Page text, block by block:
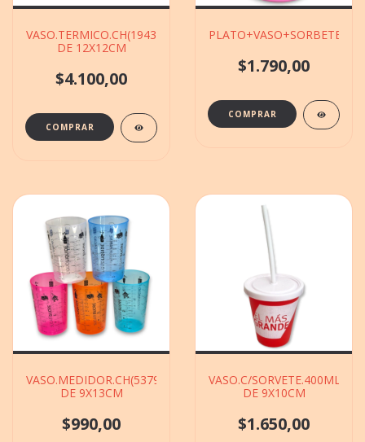
VASO.TERMICO.CH(194388)EN,CAJITA
DE 12X12CM
$4.100,00
$1.790,00
VASO.MEDIDOR.CH(537950)PLASTICO
DE 9X13CM
$990,00
VASO.C/
DE 9X10CM
$1.650,00